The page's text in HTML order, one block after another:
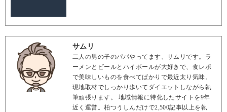
サムリ
二人の男の子のパパやってます、サムリです。ラ
ーメンとビールとハイボールが大好きで、食レポ
で美味しいものを食べてばかりで最近太り気味。
現地取材でしっかり歩いてダイエットしながら執
筆頑張ります。 地域情報に特化したサイトを9年
近く運営。柏つうしんだけで2,500記事以上を執